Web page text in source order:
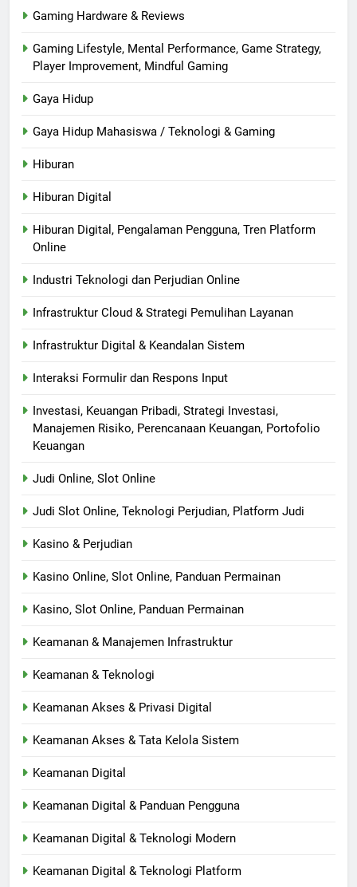
Gaming Hardware & Reviews
Gaming Lifestyle, Mental Performance, Game Strategy,
Player Improvement, Mindful Gaming
Gaya Hidup
Gaya Hidup Mahasiswa / Teknologi & Gaming
Hiburan
Hiburan Digital
Hiburan Digital, Pengalaman Pengguna, Tren Platform
Online
Industri Teknologi dan Perjudian Online
Infrastruktur Cloud & Strategi Pemulihan Layanan
Infrastruktur Digital & Keandalan Sistem
Interaksi Formulir dan Respons Input
Investasi, Keuangan Pribadi, Strategi Investasi,
Manajemen Risiko, Perencanaan Keuangan, Portofolio
Keuangan
Judi Online, Slot Online
Judi Slot Online, Teknologi Perjudian, Platform Judi
Kasino & Perjudian
Kasino Online, Slot Online, Panduan Permainan
Kasino, Slot Online, Panduan Permainan
Keamanan & Manajemen Infrastruktur
Keamanan & Teknologi
Keamanan Akses & Privasi Digital
Keamanan Akses & Tata Kelola Sistem
Keamanan Digital
Keamanan Digital & Panduan Pengguna
Keamanan Digital & Teknologi Modern
Keamanan Digital & Teknologi Platform